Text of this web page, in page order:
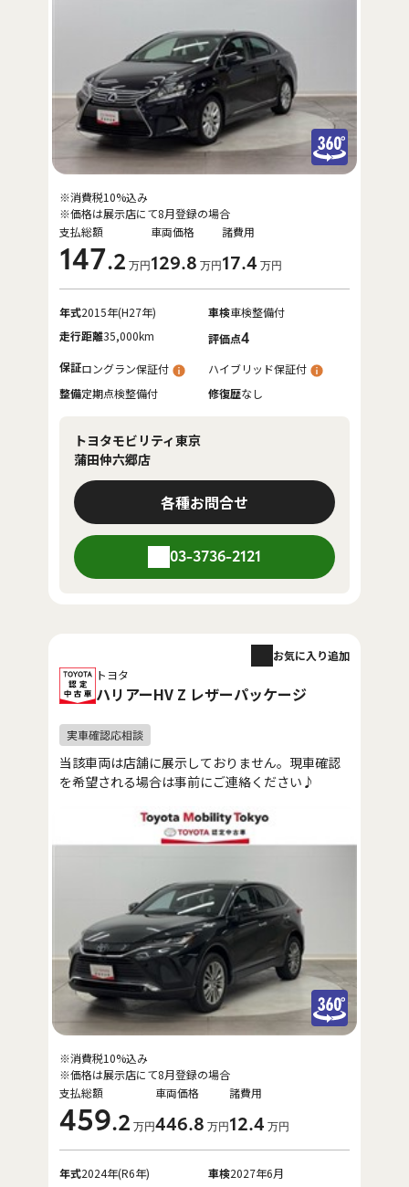
支払総額
147.2 万円
車両価格
129.8 万円
諸費用
17.4 万円
※消費税10%込み
※価格は展示店にて8月登録の場合
年式2015年(H27年) 車検車検整備付
走行距離35,000km 評価点4
保証ロングラン保証付
ハイブリッド保証付
整備定期点検整備付 修復歴なし
トヨタモビリティ東京
蒲田仲六郷店
各種お問合せ
03-3736-2121
トヨタ
ハリアーHV Z レザーパッケージ
お気に入り追加
当該車両は店舗に展示しておりません。現車確認
を希望される場合は事前にご連絡ください♪
支払総額
459.2 万円
車両価格
446.8 万円
諸費用
12.4 万円
※消費税10%込み
※価格は展示店にて8月登録の場合
年式2024年(R6年) 車検2027年6月